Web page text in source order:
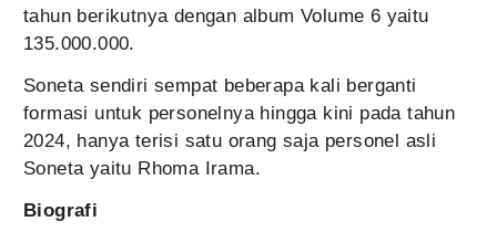
tahun berikutnya dengan album Volume 6 yaitu
135.000.000.
Soneta sendiri sempat beberapa kali berganti
formasi untuk personelnya hingga kini pada tahun
2024, hanya terisi satu orang saja personel asli
Soneta yaitu Rhoma Irama.
Biografi